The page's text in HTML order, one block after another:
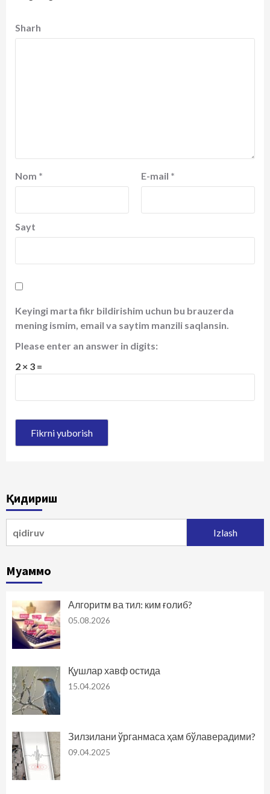
Sharh
Nom * E-mail *
Sayt
Keyingi marta fikr bildirishim uchun bu brauzerda
mening ismim, email va saytim manzili saqlansin.
Please enter an answer in digits:
2 × 3 =
Қидириш
Муаммо
Алгоритм ва тил: ким ғолиб?
05.08.2026
Қушлар хавф остида
15.04.2026
Зилзилани ўрганмаса ҳам бўлаверадими?
09.04.2025